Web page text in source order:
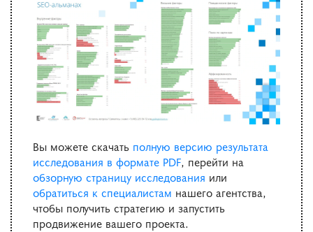
Вы можете скачать полную версию результата
исследования в формате PDF, перейти на
обзорную страницу исследования или
обратиться к специалистам нашего агентства,
чтобы получить стратегию и запустить
продвижение вашего проекта.